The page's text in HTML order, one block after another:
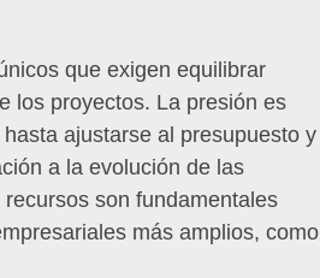
que exigen equilibrar
los proyectos. La presión es
ajustarse al presupuesto y
a la evolución de las
son fundamentales
más amplios, como